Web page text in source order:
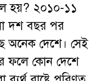
হয়? ২০১০-১১
দশ বছর পর
অনেক দেশে। সেই
ফলে কোন দেশে